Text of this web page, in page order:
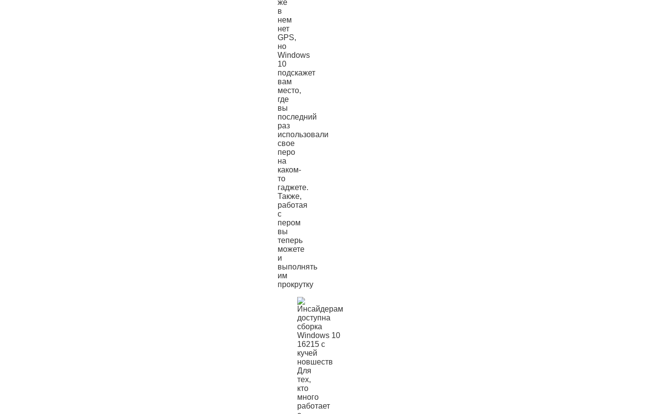
же
в
нем
нет
GPS,
но
Windows
10
подскажет
вам
место,
где
вы
последний
раз
использовали
свое
перо
на
каком-
то
гаджете.
Также,
работая
с
пером
вы
теперь
можете
и
выполнять
им
прокрутку
Для
тех,
кто
много
работает